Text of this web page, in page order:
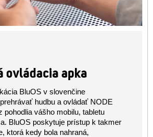
ovládacia apka
BluOS v slovenčine
hudbu a ovládať NODE
pohodlia vášho mobilu, tabletu
BluOS poskytuje prístup k takmer
ktorá kedy bola nahraná,